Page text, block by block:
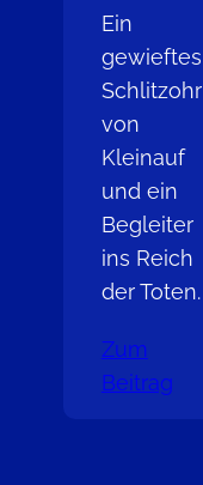
Ein
gewieftes
Schlitzohr
von
Kleinauf
und ein
Begleiter
ins Reich
der Toten.
Zum
Beitrag